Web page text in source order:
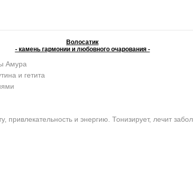
Волосатик
- камень гармонии и любовного очарования -
Амура
и гетита
и энергию. Тонизирует, лечит